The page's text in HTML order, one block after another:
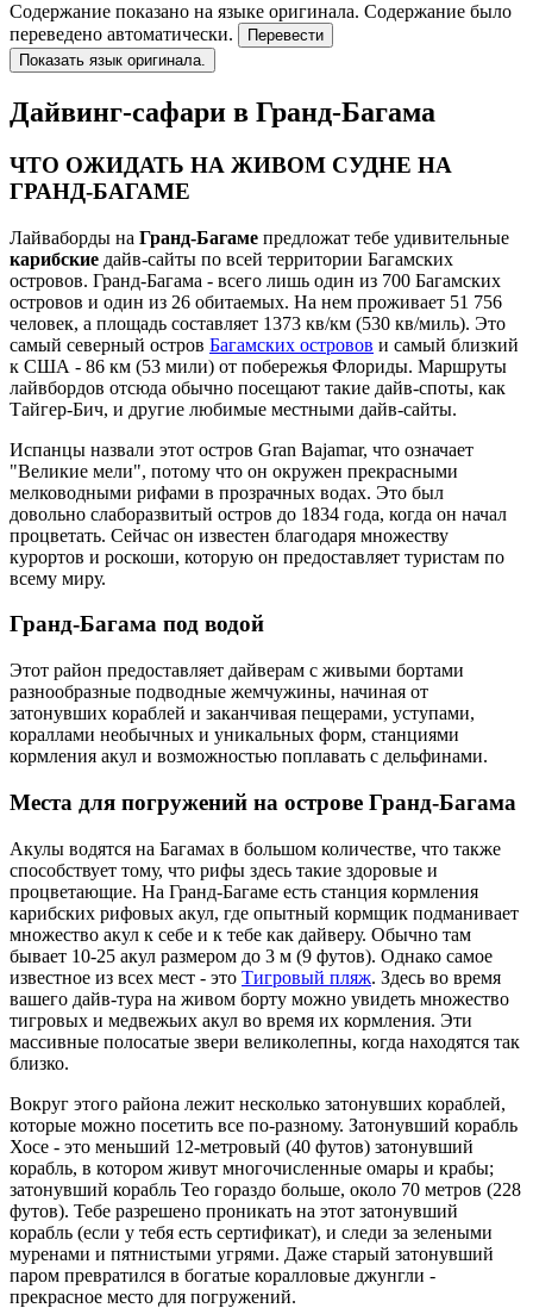
Содержание показано на языке оригинала. Содержание было
переведено автоматически.
Перевести
Показать язык оригинала.
Дайвинг-сафари в Гранд-Багама
ЧТО ОЖИДАТЬ НА ЖИВОМ СУДНЕ НА
ГРАНД-БАГАМЕ
Лайваборды на Гранд-Багаме предложат тебе удивительные
карибские дайв-сайты по всей территории Багамских
островов. Гранд-Багама - всего лишь один из 700 Багамских
островов и один из 26 обитаемых. На нем проживает 51 756
человек, а площадь составляет 1373 кв/км (530 кв/миль). Это
самый северный остров Багамских островов и самый близкий
к США - 86 км (53 мили) от побережья Флориды. Маршруты
лайвбордов отсюда обычно посещают такие дайв-споты, как
Тайгер-Бич, и другие любимые местными дайв-сайты.
Испанцы назвали этот остров Gran Bajamar, что означает
"Великие мели", потому что он окружен прекрасными
мелководными рифами в прозрачных водах. Это был
довольно слаборазвитый остров до 1834 года, когда он начал
процветать. Сейчас он известен благодаря множеству
курортов и роскоши, которую он предоставляет туристам по
всему миру.
Гранд-Багама под водой
Этот район предоставляет дайверам с живыми бортами
разнообразные подводные жемчужины, начиная от
затонувших кораблей и заканчивая пещерами, уступами,
кораллами необычных и уникальных форм, станциями
кормления акул и возможностью поплавать с дельфинами.
Места для погружений на острове Гранд-Багама
Акулы водятся на Багамах в большом количестве, что также
способствует тому, что рифы здесь такие здоровые и
процветающие. На Гранд-Багаме есть станция кормления
карибских рифовых акул, где опытный кормщик подманивает
множество акул к себе и к тебе как дайверу. Обычно там
бывает 10-25 акул размером до 3 м (9 футов). Однако самое
известное из всех мест - это Тигровый пляж. Здесь во время
вашего дайв-тура на живом борту можно увидеть множество
тигровых и медвежьих акул во время их кормления. Эти
массивные полосатые звери великолепны, когда находятся так
близко.
Вокруг этого района лежит несколько затонувших кораблей,
которые можно посетить все по-разному. Затонувший корабль
Хосе - это меньший 12-метровый (40 футов) затонувший
корабль, в котором живут многочисленные омары и крабы;
затонувший корабль Тео гораздо больше, около 70 метров (228
футов). Тебе разрешено проникать на этот затонувший
корабль (если у тебя есть сертификат), и следи за зелеными
муренами и пятнистыми угрями. Даже старый затонувший
паром превратился в богатые коралловые джунгли -
прекрасное место для погружений.